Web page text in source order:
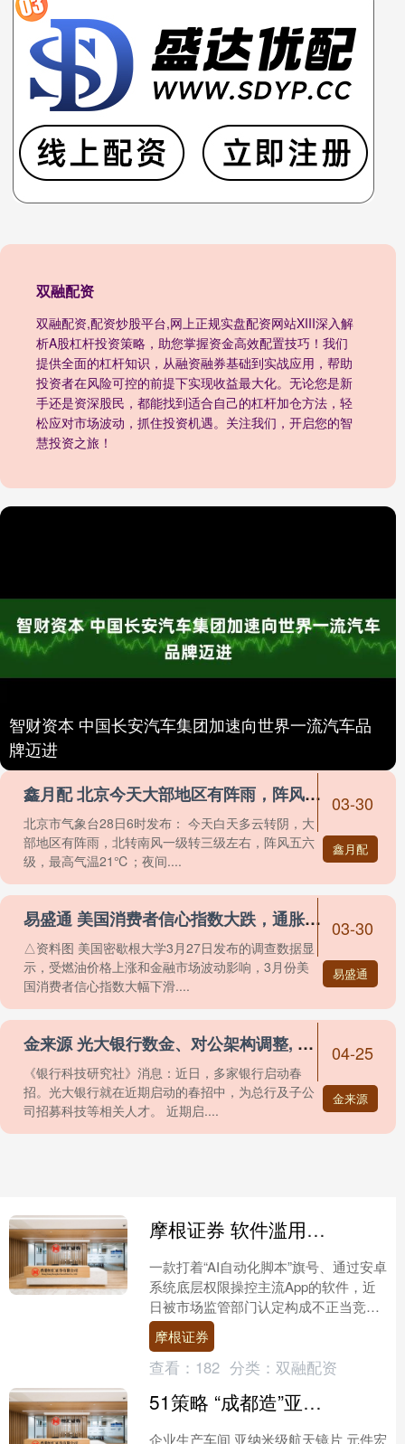
双融配资
双融配资,配资炒股平台,网上正规实盘配资网站XIII‌深入解
析A股杠杆投资策略，助您掌握资金高效配置技巧！我们
提供全面的杠杆知识，从融资融券基础到实战应用，帮助
投资者在风险可控的前提下实现收益最大化。无论您是新
手还是资深股民，都能找到适合自己的杠杆加仓方法，轻
松应对市场波动，抓住投资机遇。关注我们，开启您的智
慧投资之旅！
智财资本 中国长安汽车集团加速向世界一流汽车品
牌迈进
鑫月配 北京今天大部地区有阵雨，阵风五六级，最高气温21℃
北京市气象台28日6时发布： 今天白天多云转阴，大
部地区有阵雨，北转南风一级转三级左右，阵风五六
级，最高气温21℃；夜间....
03-30
鑫月配
易盛通 美国消费者信心指数大跌，通胀预期上升
△资料图 美国密歇根大学3月27日发布的调查数据显
示，受燃油价格上涨和金融市场波动影响，3月份美
国消费者信心指数大幅下滑....
03-30
易盛通
金来源 光大银行数金、对公架构调整, 今年已提任对公、科技两位党委委员
《银行科技研究社》消息：近日，多家银行启动春
招。光大银行就在近期启动的春招中，为总行及子公
司招募科技等相关人才。 近期启....
04-25
金来源
摩根证券 软件滥用无障碍权限操作抖音、微信遭罚 AI智能体“越界”调用第三方应用监管趋严
一款打着“AI自动化脚本”旗号、通过安卓
系统底层权限操控主流App的软件，近
日被市场监管部门认定构成不正当竞
争。 据四川天府新区市场监督管理局出
具的《行政处罚决....
摩根证券
查看： 182 分类： 双融配资
51策略 “成都造”亚纳米级航天光学元件实现批量生产交付
企业生产车间 亚纳米级航天镜片 元件宏